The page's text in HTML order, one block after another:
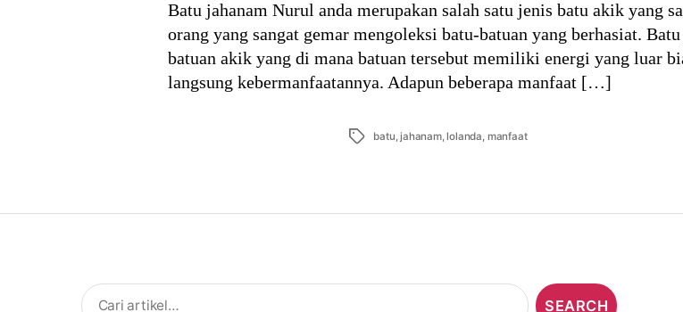
Batu jahanam Nurul anda merupakan salah satu jenis batu akik yang
orang yang sangat gemar mengoleksi batu-batuan yang berhasiat.
batuan akik yang di mana batuan tersebut memiliki energi yang luar
langsung kebermanfaatannya. Adapun beberapa manfaat […]
Tags batu ,jahanam,lolanda manfaat
Search